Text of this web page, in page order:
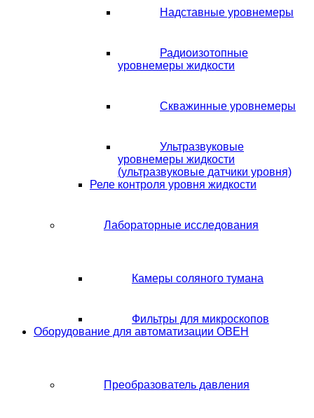
Надставные уровнемеры
Радиоизотопные
уровнемеры жидкости
Скважинные уровнемеры
Ультразвуковые
уровнемеры жидкости
(ультразвуковые датчики уровня)
Реле контроля уровня жидкости
Лабораторные исследования
Камеры соляного тумана
Фильтры для микроскопов
Оборудование для автоматизации ОВЕН
Преобразователь давления